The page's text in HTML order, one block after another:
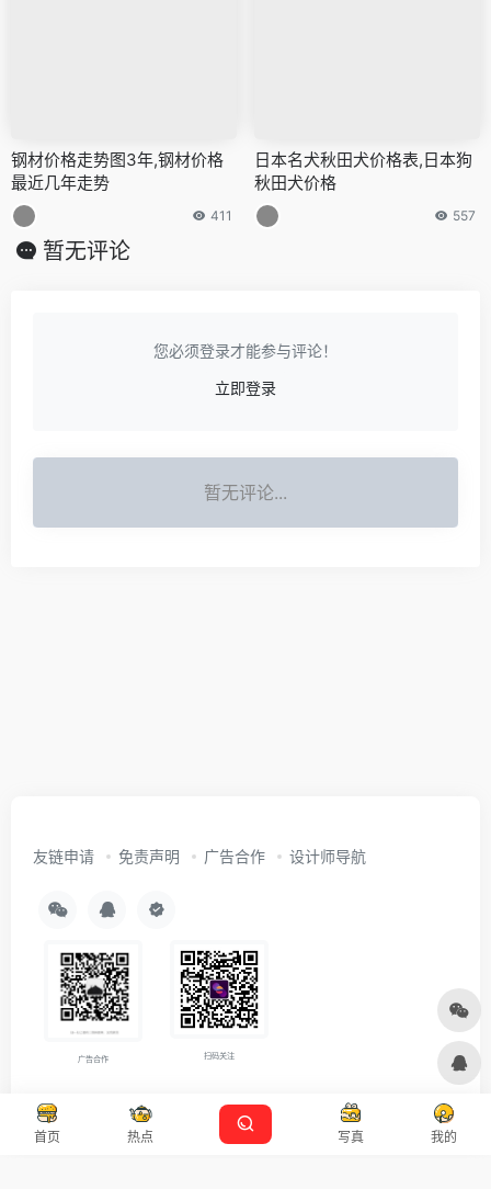
钢材价格走势图3年,钢材价格
最近几年走势
411
日本名犬秋田犬价格表,日本狗
秋田犬价格
557
暂无评论
您必须登录才能参与评论！
立即登录
暂无评论...
首页 热点 写真 我的
友链申请 免责声明 广告合作 设计师导航
广告合作 扫码关注
Copyright © 2026沪ICP备2021007899号-5 Designed by 设计资源